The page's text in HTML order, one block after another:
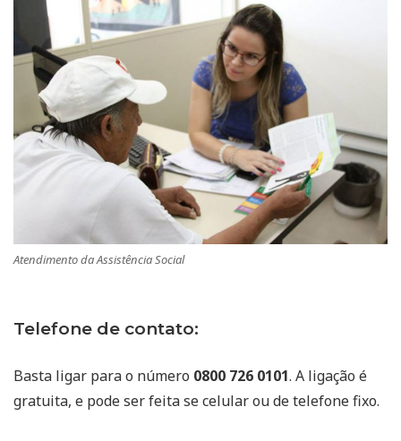
Atendimento da Assistência Social
Telefone de contato:
Basta ligar para o número 0800 726 0101. A ligação é
gratuita, e pode ser feita se celular ou de telefone fixo.